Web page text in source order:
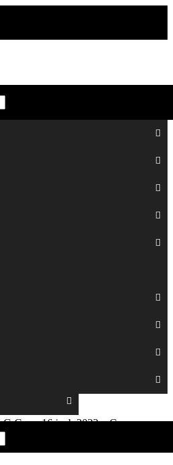
Gram 16 inch 2022 – Core